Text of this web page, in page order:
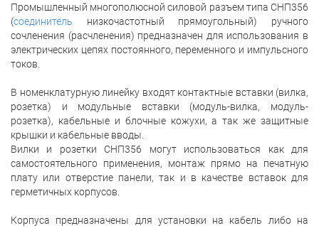
Промышленный многополюсной силовой разъем типа СНП356
(соединитель низкочастотный прямоугольный) ручного
сочленения (расчленения) предназначен для использования в
электрических цепях постоянного, переменного и импульсного
токов.
В номенклатурную линейку входят контактные вставки (вилка,
розетка) и модульные вставки (модуль-вилка, модуль-
розетка), кабельные и блочные кожухи, а так же защитные
крышки и кабельные вводы.
Вилки и розетки СНП356 могут использоваться как для
самостоятельного применения, монтаж прямо на печатную
плату или отверстие панели, так и в качестве вставок для
герметичных корпусов.
Корпуса предназначены для установки на кабель либо на